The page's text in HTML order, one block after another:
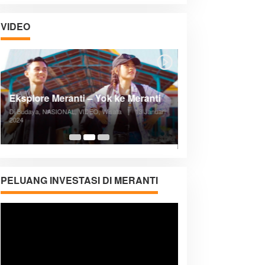
VIDEO
05:08
Posyandu Melayani Semua Siklus
Hidup
Di ADVERTORIAL, Kesehatan, VIDEO |
27
Desember 2023
PELUANG INVESTASI DI MERANTI